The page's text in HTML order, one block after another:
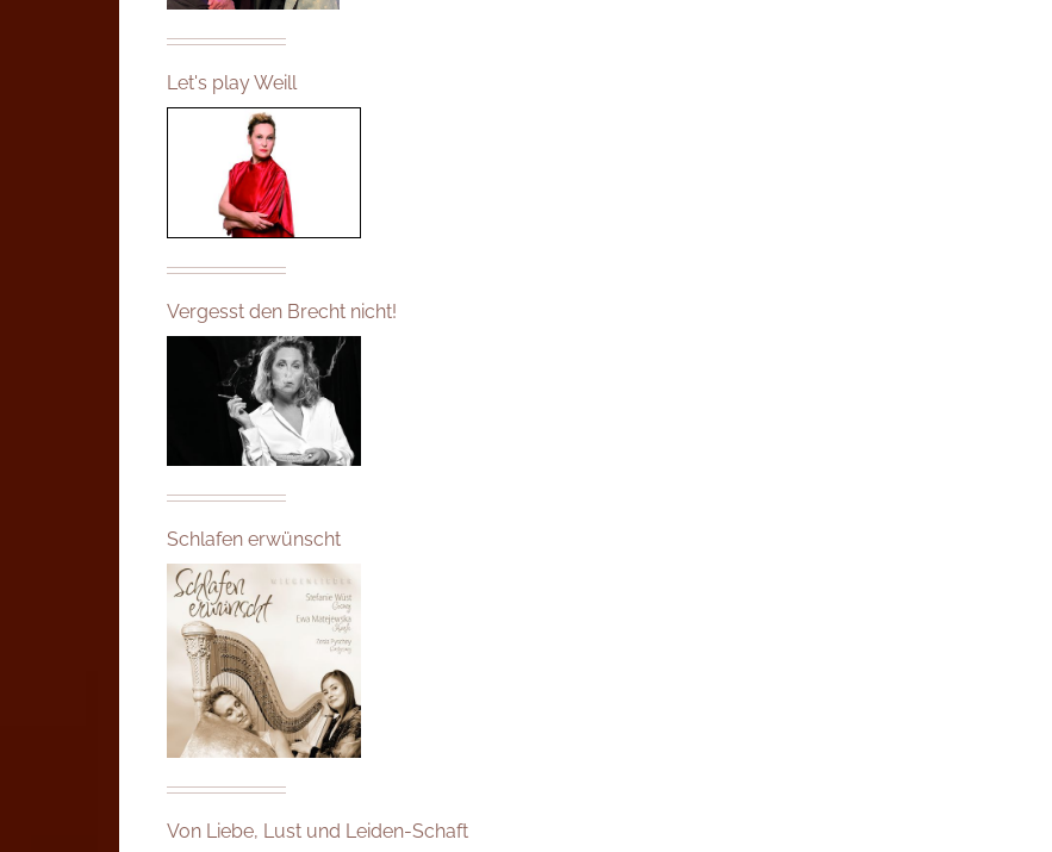
Let's play Weill
Vergesst den Brecht nicht!
Schlafen erwünscht
Von Liebe, Lust und Leiden-Schaft